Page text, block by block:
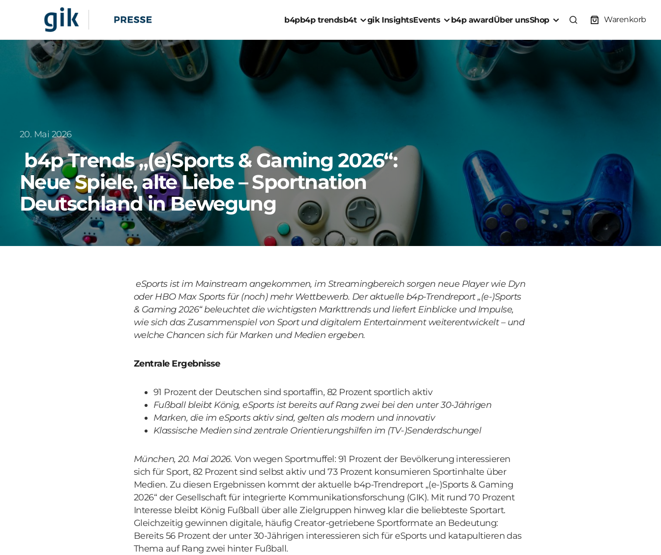
b4pb4p trendsb4t gik InsightsEvents b4p awardÜber unsShop Warenkorb
20. Mai 2026
b4p Trends „(e)Sports & Gaming 2026“:
Neue Spiele, alte Liebe – Sportnation
Deutschland in Bewegung
eSports ist im Mainstream angekommen, im Streamingbereich sorgen neue Player wie Dyn
oder HBO Max Sports für (noch) mehr Wettbewerb. Der aktuelle b4p-Trendreport „(e-)Sports
& Gaming 2026“ beleuchtet die wichtigsten Markttrends und liefert Einblicke und Impulse,
wie sich das Zusammenspiel von Sport und digitalem Entertainment weiterentwickelt – und
welche Chancen sich für Marken und Medien ergeben.
Zentrale Ergebnisse
91 Prozent der Deutschen sind sportaffin, 82 Prozent sportlich aktiv
Fußball bleibt König, eSports ist bereits auf Rang zwei bei den unter 30-Jährigen
Marken, die im eSports aktiv sind, gelten als modern und innovativ
Klassische Medien sind zentrale Orientierungshilfen im (TV-)Senderdschungel
München, 20. Mai 2026. Von wegen Sportmuffel: 91 Prozent der Bevölkerung interessieren
sich für Sport, 82 Prozent sind selbst aktiv und 73 Prozent konsumieren Sportinhalte über
Medien. Zu diesen Ergebnissen kommt der aktuelle b4p-Trendreport „(e-)Sports & Gaming
2026“ der Gesellschaft für integrierte Kommunikationsforschung (GIK). Mit rund 70 Prozent
Interesse bleibt König Fußball über alle Zielgruppen hinweg klar die beliebteste Sportart.
Gleichzeitig gewinnen digitale, häufig Creator-getriebene Sportformate an Bedeutung:
Bereits 56 Prozent der unter 30-Jährigen interessieren sich für eSports und katapultieren das
Thema auf Rang zwei hinter Fußball.